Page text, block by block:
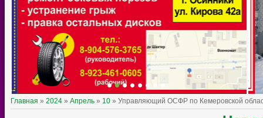
Главная » 2024 » Апрель » 10 » Управляющий ОСФР по Кемеровской